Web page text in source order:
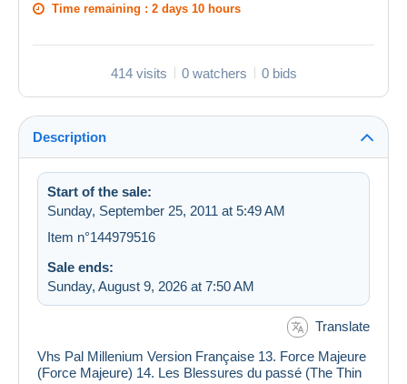
Time remaining : 2 days 10 hours
414 visits 0 watchers 0 bids
Description
Start of the sale:
Sunday, September 25, 2011 at 5:49 AM
Item n°144979516
Sale ends:
Sunday, August 9, 2026 at 7:50 AM
Translate
Vhs Pal Millenium Version Française 13. Force Majeure
(Force Majeure) 14. Les Blessures du passé (The Thin